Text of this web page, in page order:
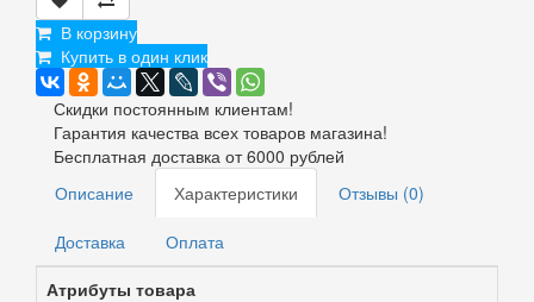
В корзину
Купить в один клик
Скидки постоянным клиентам!
Гарантия качества всех товаров магазина!
Бесплатная доставка от 6000 рублей
Описание
Характеристики Отзывы (0)
Доставка
Оплата
Атрибуты товара